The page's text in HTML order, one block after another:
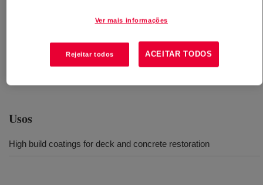
formulation flexibility and does not contain any APEO
this product to help improve scrape resistance, while
maintaining excellent adhesion and dirt pickup
Usos
High build coatings for deck and concrete restoration
Ver mais informações
Rejeitar todos ACEITAR TODOS